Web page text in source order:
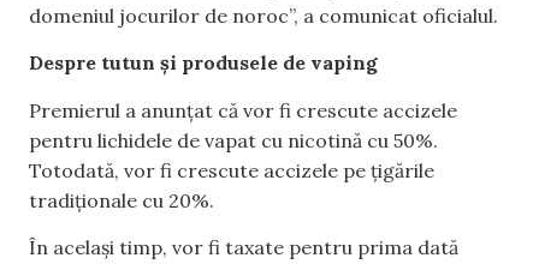
domeniul jocurilor de noroc”, a comunicat oficialul.
Despre tutun și produsele de vaping
Premierul a anunțat că vor fi crescute accizele
pentru lichidele de vapat cu nicotină cu 50%.
Totodată, vor fi crescute accizele pe țigările
tradiționale cu 20%.
În același timp, vor fi taxate pentru prima dată